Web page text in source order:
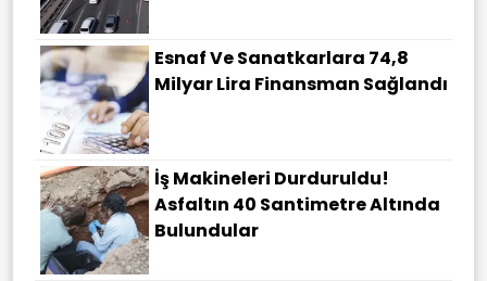
Esnaf Ve Sanatkarlara 74,8
Milyar Lira Finansman Sağlandı
İş Makineleri Durduruldu!
Asfaltın 40 Santimetre Altında
Bulundular